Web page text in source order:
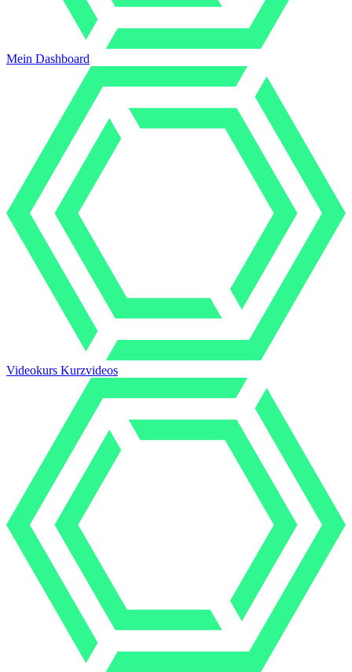
Mein Dashboard
Videokurs Kurzvideos